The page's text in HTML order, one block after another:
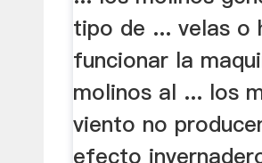
tipo de ... velas o
funcionar la
molinos al ... los
viento no
efecto